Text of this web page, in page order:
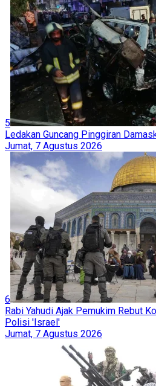
5
Ledakan Guncang Pinggiran
Jumat, 7 Agustus 2026
6
Rabi Yahudi Ajak Pemukim Rebut
Polisi 'Israel'
Jumat, 7 Agustus 2026